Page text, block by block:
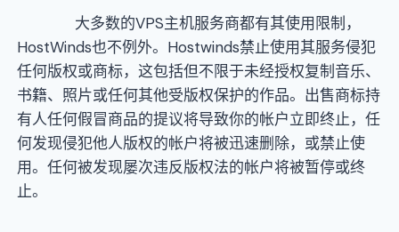
大多数的VPS主机服务商都有其使用限制，
HostWinds也不例外。Hostwinds禁止使用其服务侵犯
任何版权或商标，这包括但不限于未经授权复制音乐、
书籍、照片或任何其他受版权保护的作品。出售商标持
有人任何假冒商品的提议将导致你的帐户立即终止，任
何发现侵犯他人版权的帐户将被迅速删除，或禁止使
用。任何被发现屡次违反版权法的帐户将被暂停或终
止。